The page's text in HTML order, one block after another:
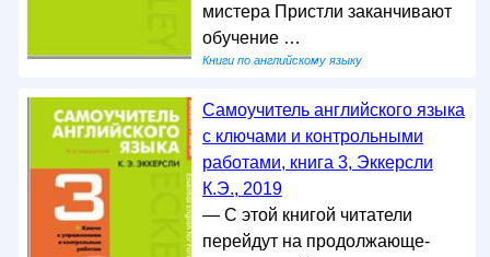
мистера Пристли заканчивают
обучение …
Книги по английскому языку
Самоучитель английского языка
с ключами и контрольными
работами, книга 3, Эккерсли
К.Э., 2019
— С этой книгой читатели
перейдут на продолжающе-